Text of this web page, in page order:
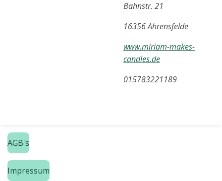
Bahnstr. 21
16356 Ahrensfelde
www.miriam-makes-
candles.de
015783221189
AGB's
Impressum